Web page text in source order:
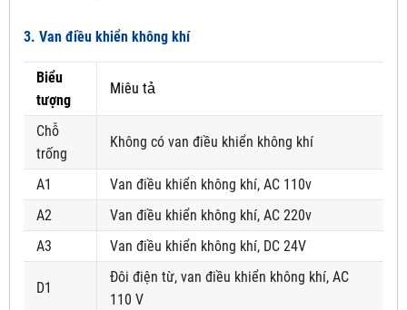
3. Van điều khiển không khí
Biểu
tượng
Miêu tả
Chỗ
trống
Không có van điều khiển không khí
A1
Van điều khiển không khí, AC 110v
A2
Van điều khiển không khí, AC 220v
A3
Van điều khiển không khí, DC 24V
D1
Đôi điện từ, van điều khiển không khí, AC
110 V